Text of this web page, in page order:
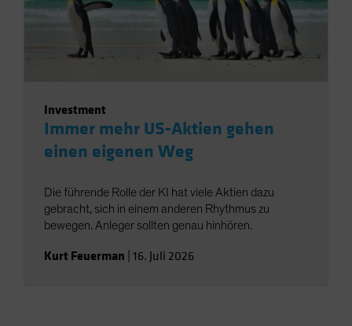
Investment
Immer mehr US-Aktien gehen
einen eigenen Weg
Die führende Rolle der KI hat viele Aktien dazu
gebracht, sich in einem anderen Rhythmus zu
bewegen. Anleger sollten genau hinhören.
Kurt Feuerman 16. Juli 2026